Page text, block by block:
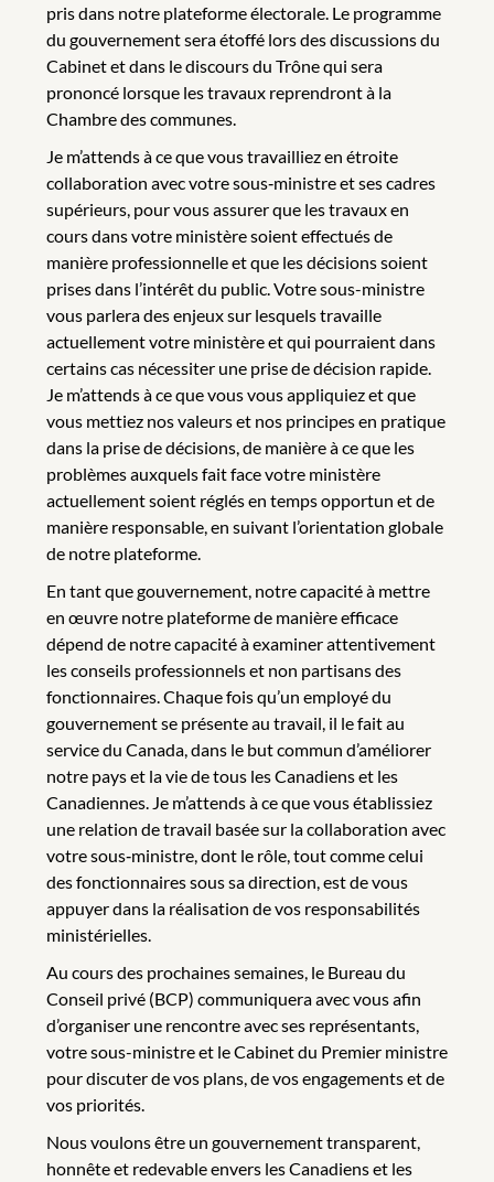
pris dans notre plateforme électorale. Le programme
du gouvernement sera étoffé lors des discussions du
Cabinet et dans le discours du Trône qui sera
prononcé lorsque les travaux reprendront à la
Chambre des communes.
Je m’attends à ce que vous travailliez en étroite
collaboration avec votre sous‑ministre et ses cadres
supérieurs, pour vous assurer que les travaux en
cours dans votre ministère soient effectués de
manière professionnelle et que les décisions soient
prises dans l’intérêt du public. Votre sous-ministre
vous parlera des enjeux sur lesquels travaille
actuellement votre ministère et qui pourraient dans
certains cas nécessiter une prise de décision rapide.
Je m’attends à ce que vous vous appliquiez et que
vous mettiez nos valeurs et nos principes en pratique
dans la prise de décisions, de manière à ce que les
problèmes auxquels fait face votre ministère
actuellement soient réglés en temps opportun et de
manière responsable, en suivant l’orientation globale
de notre plateforme.
En tant que gouvernement, notre capacité à mettre
en œuvre notre plateforme de manière efficace
dépend de notre capacité à examiner attentivement
les conseils professionnels et non partisans des
fonctionnaires. Chaque fois qu’un employé du
gouvernement se présente au travail, il le fait au
service du Canada, dans le but commun d’améliorer
notre pays et la vie de tous les Canadiens et les
Canadiennes. Je m’attends à ce que vous établissiez
une relation de travail basée sur la collaboration avec
votre sous‑ministre, dont le rôle, tout comme celui
des fonctionnaires sous sa direction, est de vous
appuyer dans la réalisation de vos responsabilités
ministérielles.
Au cours des prochaines semaines, le Bureau du
Conseil privé (BCP) communiquera avec vous afin
d’organiser une rencontre avec ses représentants,
votre sous-ministre et le Cabinet du Premier ministre
pour discuter de vos plans, de vos engagements et de
vos priorités.
Nous voulons être un gouvernement transparent,
honnête et redevable envers les Canadiens et les